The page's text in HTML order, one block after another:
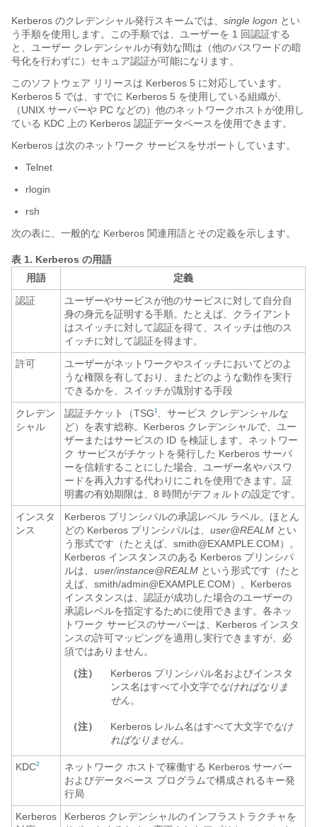
Kerberos のクレデンシャル発行スキームでは、 single logon とい
う手順を使用します。この手順では、ユーザーを 1 回認証する
と、ユーザー クレデンシャルが有効な間は（他のパスワードの暗
号化を行わずに）セキュア認証が可能になります。
このソフトウェア リリースは Kerberos 5 に対応しています。
Kerberos 5 では、すでに Kerberos 5 を使用している組織が、
（UNIX サーバーや PC などの）他のネットワークホストが使用し
ている KDC 上の Kerberos 認証データベースを使用できます。
Kerberos は次のネットワーク サービスをサポートしています。
Telnet
rlogin
rsh
次の表に、一般的な Kerberos 関連用語とその定義を示します。
表 1. Kerberos の用語
用語
定義
認証
ユーザーやサービスが他のサービスに対して自分自
身の身元を証明する手順。たとえば、クライアント
はスイッチに対して認証を得て、スイッチは他のス
イッチに対して認証を得ます。
許可
ユーザーがネットワークやスイッチにおいてどのよ
うな権限を有しており、またどのような動作を実行
できるかを、スイッチが識別する手段
クレデン
シャル
認証チケット（TSG1
、サービス クレデンシャルな
ど）を表す総称。Kerberos クレデンシャルで、ユー
ザーまたはサービスの ID を検証します。ネットワー
ク サービスがチケットを発行した Kerberos サーバ
ーを信頼することにした場合、ユーザー名やパスワ
ードを再入力する代わりにこれを使用できます。証
明書の有効期限は、8 時間がデフォルトの設定です。
インスタ
ンス
Kerberos プリンシパルの承認レベル ラベル。ほとん
どの Kerberos プリンシパルは、 user@REALM とい
う形式です（たとえば、smith@EXAMPLE.COM）。
Kerberos インスタンスのある Kerberos プリンシパ
ルは、 user/instance@REALM という形式です（たと
えば、smith/admin@EXAMPLE.COM）。Kerberos
インスタンスは、認証が成功した場合のユーザーの
承認レベルを指定するために使用できます。各ネッ
トワーク サービスのサーバーは、Kerberos インスタ
ンスの許可マッピングを適用し実行できますが、必
須ではありません。
（注）
Kerberos プリンシパル名およびインスタ
ンス名はすべて小文字でなければなりま
せん。
（注） Kerberos レルム名はすべて大文字でなけ
ればなりません。
KDC2
ネットワーク ホストで稼働する Kerberos サーバー
およびデータベース プログラムで構成されるキー発
行局
Kerberos
Kerberos クレデンシャルのインフラストラクチャを